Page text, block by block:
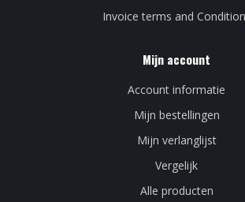
Invoice terms and
Mijn account
Account informatie
Mijn bestellingen
Mijn verlanglijst
Vergelijk
Alle producten